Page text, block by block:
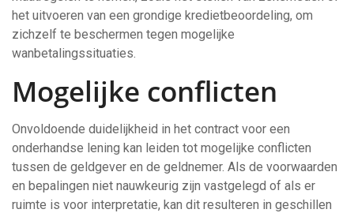
het uitvoeren van een grondige kredietbeoordeling, om
zichzelf te beschermen tegen mogelijke
wanbetalingssituaties.
Mogelijke conflicten
Onvoldoende duidelijkheid in het contract voor een
onderhandse lening kan leiden tot mogelijke conflicten
tussen de geldgever en de geldnemer. Als de voorwaarden
en bepalingen niet nauwkeurig zijn vastgelegd of als er
ruimte is voor interpretatie, kan dit resulteren in geschillen